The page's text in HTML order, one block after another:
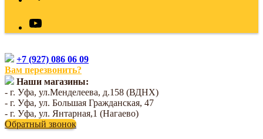
+7 (927) 086 06 09
Вам перезвонить?
Наши магазины:
- г. Уфа, ул.Менделеева, д.158 (ВДНХ)
- г. Уфа, ул. Большая Гражданская, 47
- г. Уфа, ул. Янтарная,1 (Нагаево)
Обратный звонок